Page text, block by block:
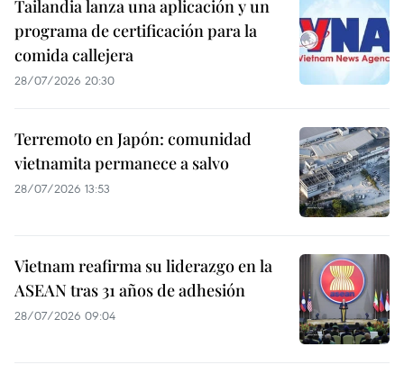
Tailandia lanza una aplicación y un
programa de certificación para la
comida callejera
28/07/2026 20:30
Terremoto en Japón: comunidad
vietnamita permanece a salvo
28/07/2026 13:53
Vietnam reafirma su liderazgo en la
ASEAN tras 31 años de adhesión
28/07/2026 09:04